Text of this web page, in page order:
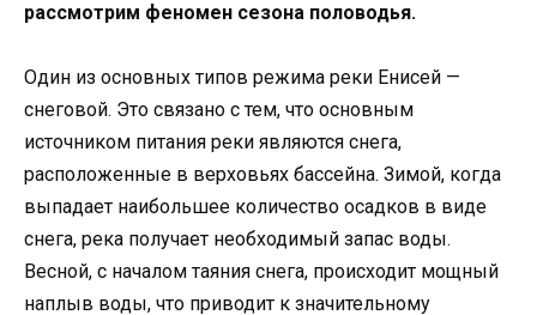
рассмотрим феномен сезона половодья.
Один из основных типов режима реки Енисей —
снеговой. Это связано с тем, что основным
источником питания реки являются снега,
расположенные в верховьях бассейна. Зимой, когда
выпадает наибольшее количество осадков в виде
снега, река получает необходимый запас воды.
Весной, с началом таяния снега, происходит мощный
наплыв воды, что приводит к значительному